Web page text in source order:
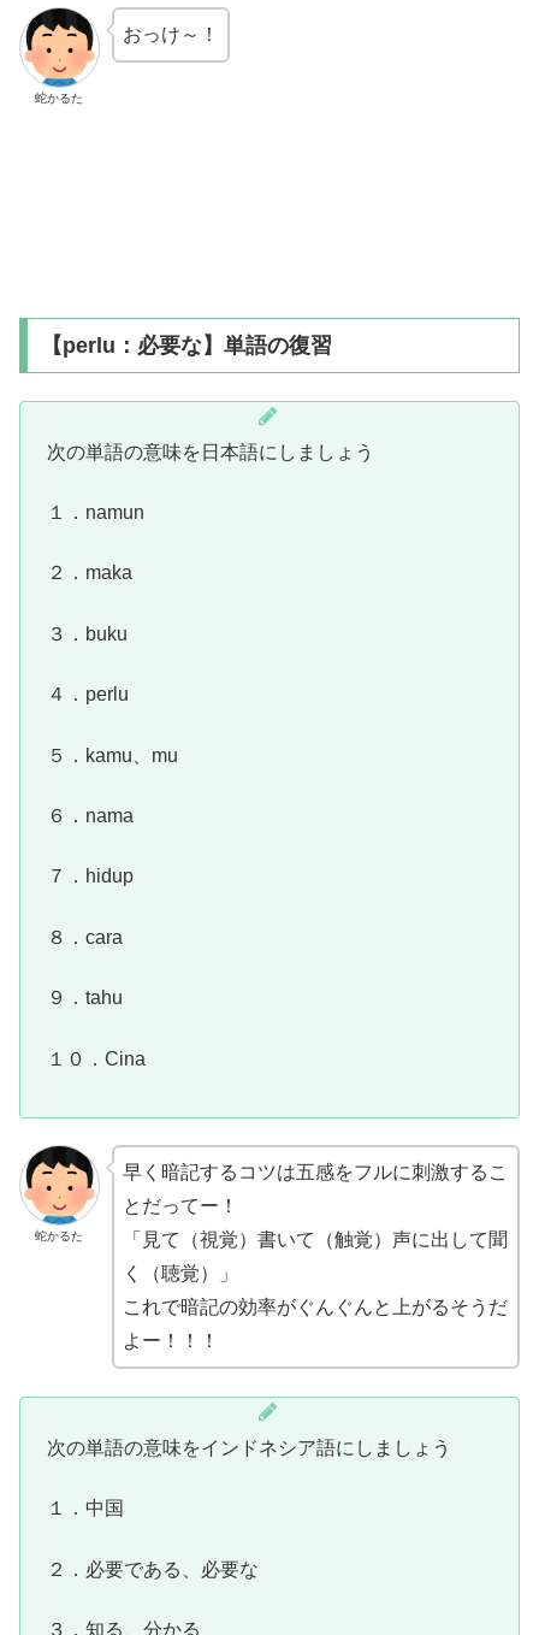
蛇かるた
おっけ～！
【perlu：必要な】単語の復習
次の単語の意味を日本語にしましょう
１．namun
２．maka
３．buku
４．perlu
５．kamu、mu
６．nama
７．hidup
８．cara
９．tahu
１０．Cina
蛇かるた
早く暗記するコツは五感をフルに刺激するこ
とだってー！
「見て（視覚）書いて（触覚）声に出して聞
く（聴覚）」
これで暗記の効率がぐんぐんと上がるそうだ
よー！！！
次の単語の意味をインドネシア語にしましょう
１．中国
２．必要である、必要な
３．知る、分かる